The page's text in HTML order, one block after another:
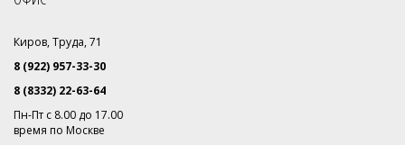
Киров, Труда, 71
8 (922) 957-33-30
8 (8332) 22-63-64
Пн-Пт с 8.00 до 17.00
время по Москве